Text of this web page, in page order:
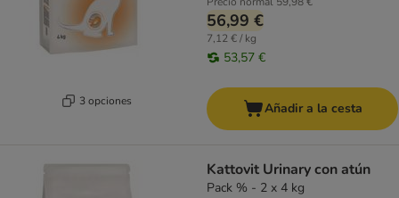
3 opciones
56,99 €
7,12 € / kg
53,57 €
Añadir a la cesta
Kattovit Urinary con atún
Pack % - 2 x 4 kg